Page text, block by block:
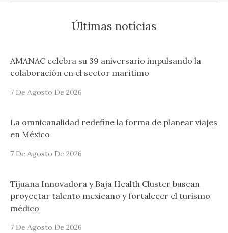
Últimas notícias
AMANAC celebra su 39 aniversario impulsando la
colaboración en el sector marítimo
7 De Agosto De 2026
La omnicanalidad redefine la forma de planear viajes
en México
7 De Agosto De 2026
Tijuana Innovadora y Baja Health Cluster buscan
proyectar talento mexicano y fortalecer el turismo
médico
7 De Agosto De 2026